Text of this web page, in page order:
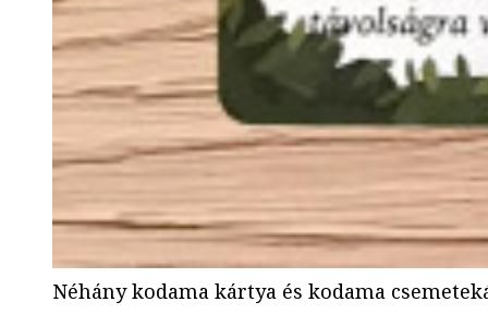
Néhány kodama kártya és kodama